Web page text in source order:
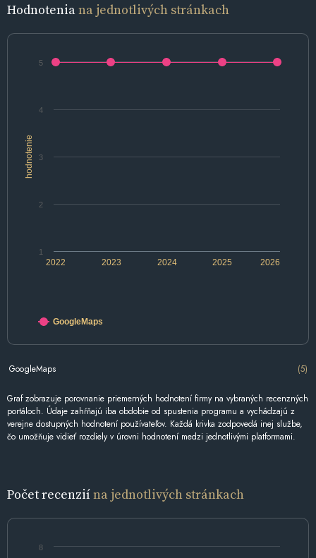
Hodnoteniana jednotlivých stránkach
hodnotenie
2022 2024 2026
2023 2025
1
2
3
4
5
GoogleMaps
GoogleMaps (5)
Graf zobrazuje porovnanie priemerných hodnotení firmy na vybraných recenzných
portáloch. Údaje zahŕňajú iba obdobie od spustenia programu a vychádzajú z
verejne dostupných hodnotení používateľov. Každá krivka zodpovedá inej službe,
čo umožňuje vidieť rozdiely v úrovni hodnotení medzi jednotlivými platformami.
Počet recenziína jednotlivých stránkach
8